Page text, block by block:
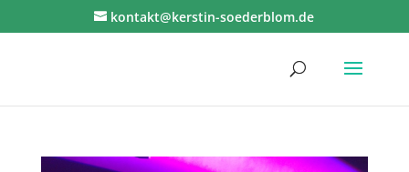
kontakt@kerstin-soederblom.de